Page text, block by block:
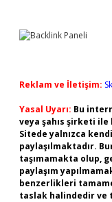
Reklam ve İletişim:
Yasal Uyarı: Bu
veya şahıs şirketi ile
Sitede yalnızca
paylaşılmaktadır.
taşımamakta olup,
paylaşım
benzerlikleri
taslak halindedir ve